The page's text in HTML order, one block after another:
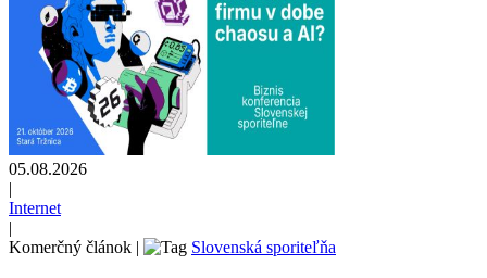
05.08.2026
|
Internet
|
Komerčný článok | Slovenská sporiteľňa